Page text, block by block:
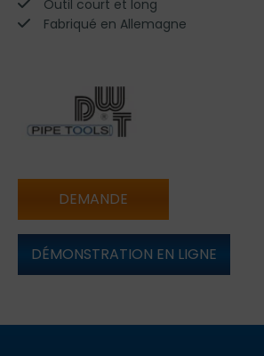
Outil court et long
Fabriqué en Allemagne
DEMANDE
DÉMONSTRATION EN LIGNE